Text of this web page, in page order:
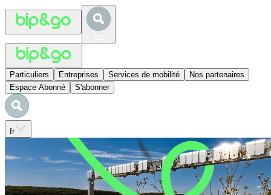
Particuliers Entreprises Services de mobilité
Nos partenaires
Espace Abonné
S'abonner
fr